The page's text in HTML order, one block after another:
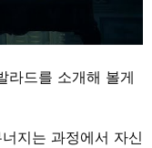
라드를 소개해 볼게
지는 과정에서 자신